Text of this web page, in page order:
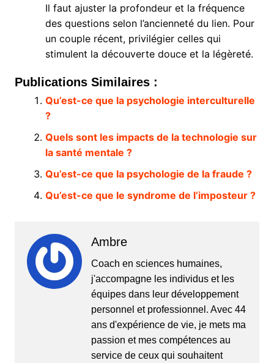
Il faut ajuster la profondeur et la fréquence
des questions selon l’ancienneté du lien. Pour
un couple récent, privilégier celles qui
stimulent la découverte douce et la légèreté.
Publications Similaires :
Qu’est-ce que la psychologie interculturelle
?
Quels sont les impacts de la technologie sur
la santé mentale ?
Qu’est-ce que la psychologie de la fraude ?
Qu’est-ce que le syndrome de l’imposteur ?
Ambre
Coach en sciences humaines,
j'accompagne les individus et les
équipes dans leur développement
personnel et professionnel. Avec 44
ans d'expérience de vie, je mets ma
passion et mes compétences au
service de ceux qui souhaitent